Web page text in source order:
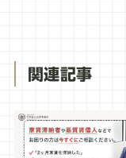
関連記事